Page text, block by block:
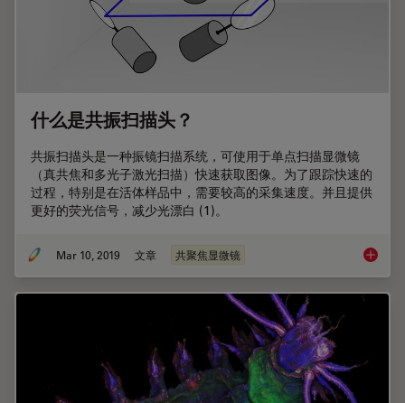
什么是共振扫描头？
共振扫描头是一种振镜扫描系统，可使用于单点扫描显微镜
（真共焦和多光子激光扫描）快速获取图像。为了跟踪快速的
过程，特别是在活体样品中，需要较高的采集速度。并且提供
更好的荧光信号，减少光漂白 (1)。
Mar 10, 2019 文章 共聚焦显微镜 什么是